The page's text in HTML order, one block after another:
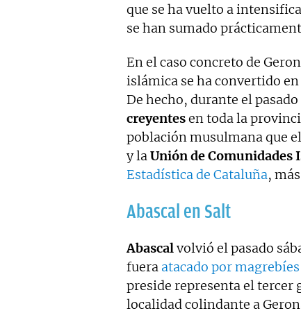
que se ha vuelto a
se han sumado
En el caso concreto de
islámica se ha convertido
De hecho, durante el
creyentesen toda la
población musulmana que
y la Unión de Comunidades
Estadística de Cataluña,
Abascal en Salt
Abascal volvió el pasado
fuera atacado por
preside representa el tercer
localidad colindante a